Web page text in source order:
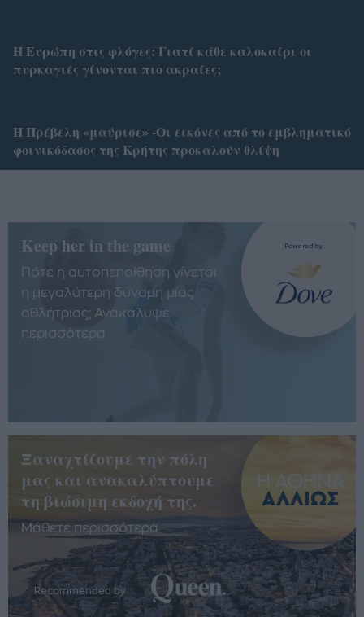
Η Ευρώπη στις φλόγες: Γιατί κάθε καλοκαίρι οι
πυρκαγιές γίνονται πιο ακραίες;
Η Πρέβελη «μαύρισε» -Οι εικόνες από το εμβληματικό
φοινικόδασος της Κρήτης προκαλούν θλίψη
Keep her in the game
Πότε η αυτοπεποίθηση γίνεται
η μεγαλύτερη δύναμη μίας
αθλήτριας; Ανακάλυψε
περισσότερα
Ξαναχτίζουμε την πόλη
μας και ανακαλύπτουμε
τη βιώσιμη εκδοχή της.
Μάθετε περισσότερα
Recommended by